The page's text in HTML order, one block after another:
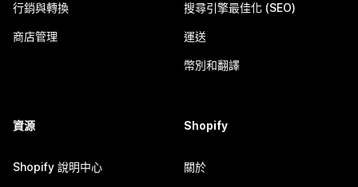
行銷與轉換
商店管理
搜尋引擎最佳化 (SEO)
運送
幣別和翻譯
資源
Shopify 說明中心
Shopify
關於